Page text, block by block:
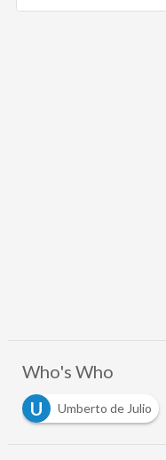
Who's Who
U
Umberto de Julio